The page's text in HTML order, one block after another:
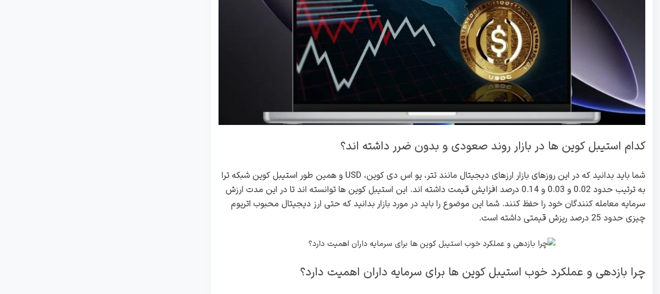
کدام استیبل کوین ها در بازار روند صعودی و بدون ضرر داشته اند؟
شما باید بدانید که در این روزهای بازار ارزهای دیجیتال مانند تتر، یو اس دی کوین، USD و همین طور استیبل کوین شبکه ترا
به ترتیب حدود 0.02 و 0.03 و 0.14 درصد افزایش قیمت داشته اند. این استیبل کوین ها توانسته اند تا در این مدت ارزش
سرمایه معامله کنندگان خود را حفظ کنند. شما این موضوع را باید در مورد بازار بدانید که حتی ارز دیجیتال محبوب اتریوم
چیزی حدود 25 درصد ریزش قیمتی داشته است.
چرا بازدهی و عملکرد خوب استیبل کوین ها برای سرمایه داران اهمیت دارد؟